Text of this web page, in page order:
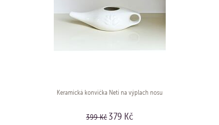
Keramická konvička Neti na výplach nosu
399 Kč 379 Kč